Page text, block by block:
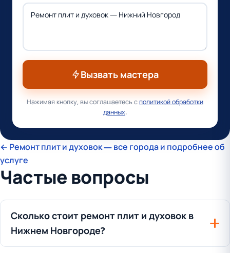
Вызвать мастера
Нажимая кнопку, вы соглашаетесь сполитикой обработки
данных.
← Ремонт плит и духовок — все города и подробнее об
услуге
Частые вопросы
Сколько стоит ремонт плит и духовок в
Нижнем Новгороде?